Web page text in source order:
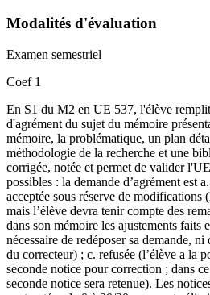
Modalités d'évaluation
Examen semestriel
Coef 1
En S1 du M2 en UE 537, l'élève
d'agrément du sujet du mémoire
mémoire, la problématique, un plan
méthodologie de la recherche et une
corrigée, notée et permet de valider
possibles : la demande d’agrément est
acceptée sous réserve de modifications
mais l’élève devra tenir compte des
dans son mémoire les ajustements faits
nécessaire de redéposer sa demande,
du correcteur) ; c. refusée (l’élève a la
seconde notice pour correction ; dans
seconde notice sera retenue). Les